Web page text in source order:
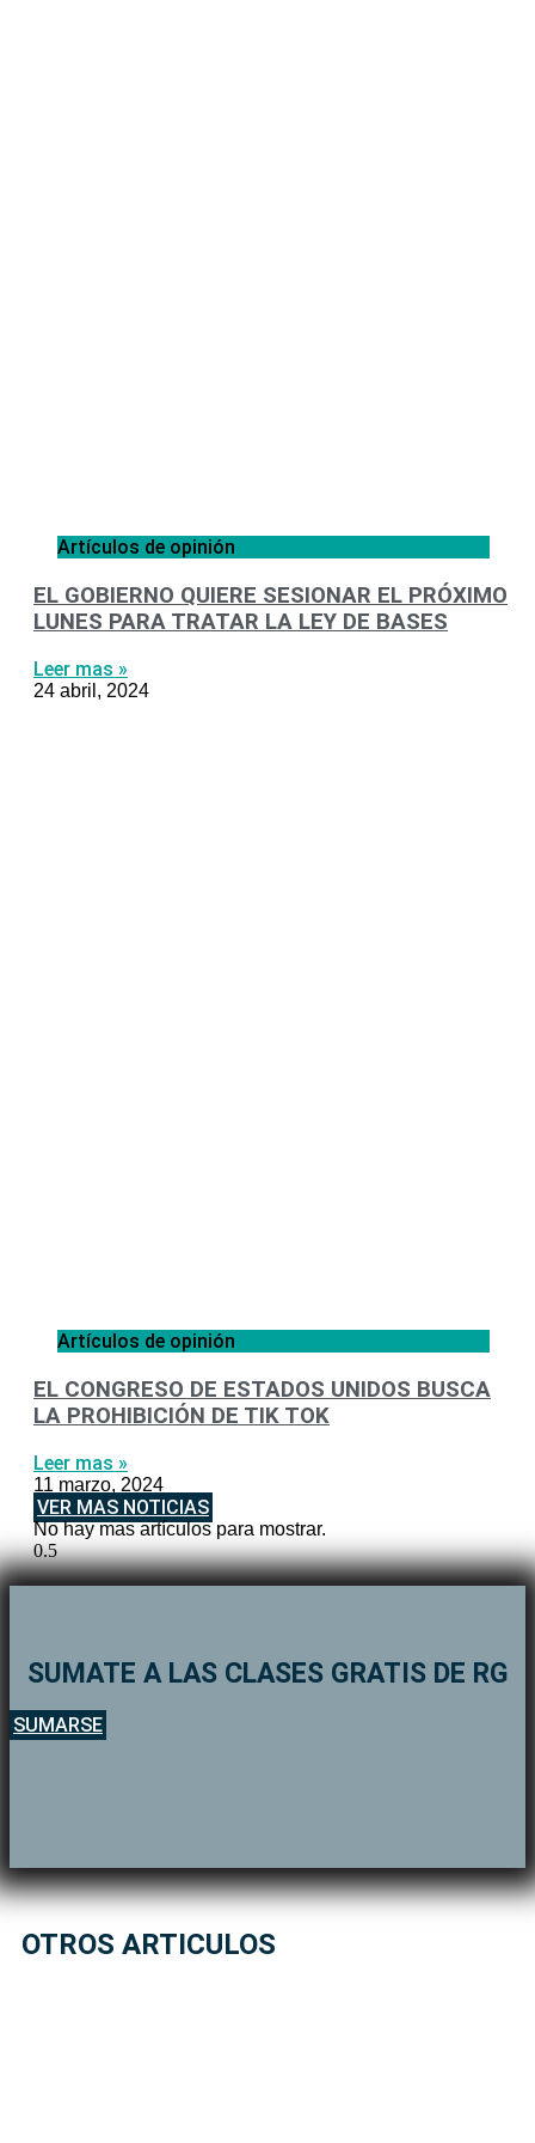
Artículos de opinión
EL GOBIERNO QUIERE SESIONAR EL PRÓXIMO
LUNES PARA TRATAR LA LEY DE BASES
Leer mas »
24 abril, 2024
Artículos de opinión
EL CONGRESO DE ESTADOS UNIDOS BUSCA
LA PROHIBICIÓN DE TIK TOK
Leer mas »
11 marzo, 2024
VER MAS NOTICIAS
No hay mas artículos para mostrar.
SUMATE A LAS CLASES GRATIS DE RG
SUMARSE
OTROS ARTICULOS